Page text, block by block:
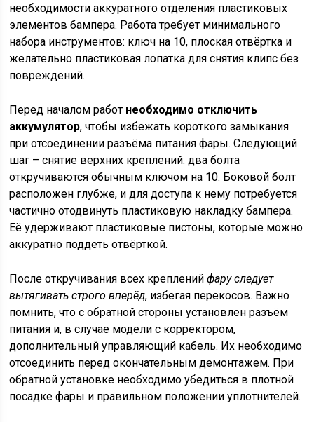
необходимости аккуратного отделения пластиковых
элементов бампера. Работа требует минимального
набора инструментов: ключ на 10, плоская отвёртка и
желательно пластиковая лопатка для снятия клипс без
повреждений.
Перед началом работ необходимо отключить
аккумулятор, чтобы избежать короткого замыкания
при отсоединении разъёма питания фары. Следующий
шаг – снятие верхних креплений: два болта
откручиваются обычным ключом на 10. Боковой болт
расположен глубже, и для доступа к нему потребуется
частично отодвинуть пластиковую накладку бампера.
Её удерживают пластиковые пистоны, которые можно
аккуратно поддеть отвёрткой.
После откручивания всех крепленийфару следует
вытягивать строго вперёд, избегая перекосов. Важно
помнить, что с обратной стороны установлен разъём
питания и, в случае модели с корректором,
дополнительный управляющий кабель. Их необходимо
отсоединить перед окончательным демонтажем. При
обратной установке необходимо убедиться в плотной
посадке фары и правильном положении уплотнителей.